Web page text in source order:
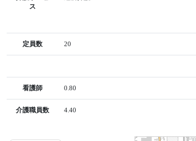
ス
定員数 20
看護師 0.80
介護職員数 4.40